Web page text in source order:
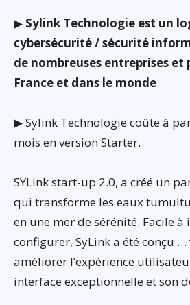
▶ Sylink Technologie est un
cybersécurité / sécurité
de nombreuses entreprises et
France et dans le monde.
▶ Sylink Technologie coûte à
mois en version Starter.
SYLink start-up 2.0, a créé un
qui transforme les eaux
en une mer de sérénité. Facile
configurer, SyLink a été conçu
améliorer l’expérience
interface exceptionnelle et son